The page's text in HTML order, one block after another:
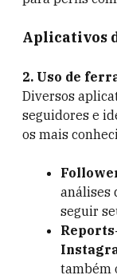
Aplicativos
2. Uso de
Diversos
seguidores e
os mais
análises
seguir
também